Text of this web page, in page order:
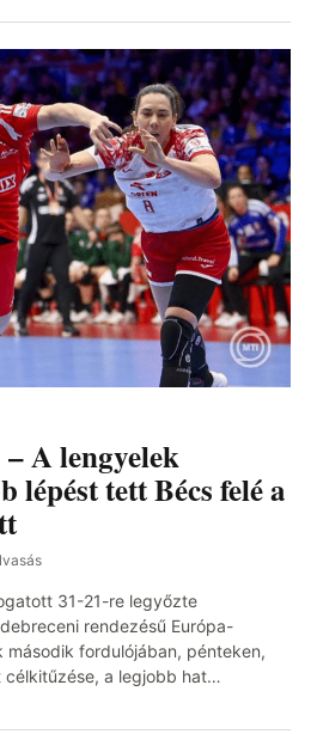
A lengyelek
lépést tett Bécs felé a
31-21-re legyőzte
rendezésű Európa-
fordulójában, pénteken,
a legjobb hat…